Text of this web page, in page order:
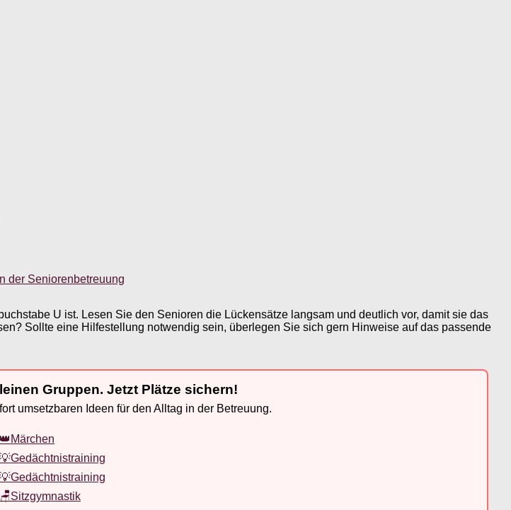
der Seniorenbetreuung
U ist. Lesen Sie den Senioren die Lückensätze langsam und deutlich vor, damit sie das
Sollte eine Hilfestellung notwendig sein, überlegen Sie sich gern Hinweise auf das passende
Gruppen. Jetzt Plätze sichern!
umsetzbaren Ideen für den Alltag in der Betreuung.